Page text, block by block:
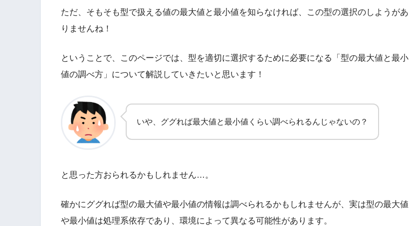
ただ、そもそも型で扱える値の最大値と最小値を知らなければ、この型の選択のしようがあ
りませんね！
ということで、このページでは、型を適切に選択するために必要になる「型の最大値と最小
値の調べ方」について解説していきたいと思います！
いや、ググれば最大値と最小値くらい調べられるんじゃないの？
と思った方おられるかもしれません…。
確かにググれば型の最大値や最小値の情報は調べられるかもしれませんが、実は型の最大値
や最小値は処理系依存であり、環境によって異なる可能性があります。